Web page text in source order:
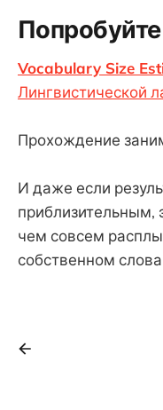
Попробуйте
Vocabulary Size
Лингвистической
Прохождение
И даже если
приблизительным,
чем совсем
собственном